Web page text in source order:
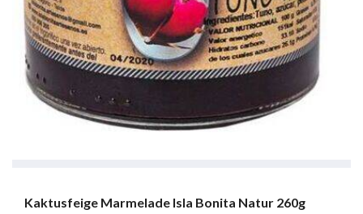
Kaktusfeige Marmelade Isla Bonita Natur 260g